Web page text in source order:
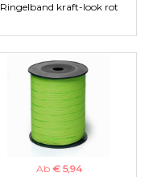
Ringelband kraft-look rot
Ab € 5,94